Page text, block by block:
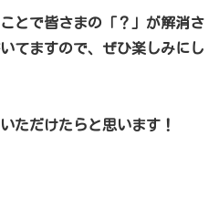
とで皆さまの「？」が解消さ
てますので、ぜひ楽しみにし
ただけたらと思います！